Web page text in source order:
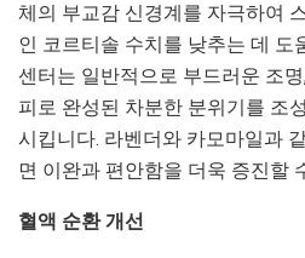
체의 부교감 신경계를 자극하여
인 코르티솔 수치를 낮추는 데 도
센터는 일반적으로 부드러운 조
피로 완성된 차분한 분위기를 조
시킵니다. 라벤더와 카모마일과
면 이완과 편안함을 더욱 증진할
혈액 순환 개선